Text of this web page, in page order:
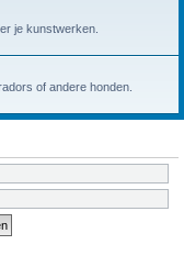
je kunstwerken.
of andere honden.